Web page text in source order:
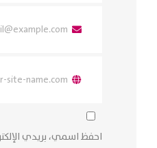
احفظ اسمي، بريدي